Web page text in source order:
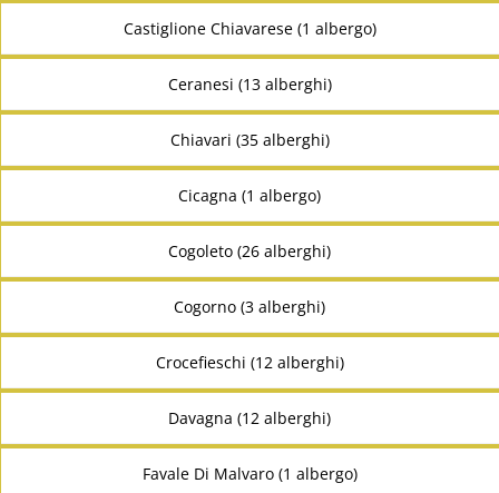
Castiglione Chiavarese (1 albergo)
Ceranesi (13 alberghi)
Chiavari (35 alberghi)
Cicagna (1 albergo)
Cogoleto (26 alberghi)
Cogorno (3 alberghi)
Crocefieschi (12 alberghi)
Davagna (12 alberghi)
Favale Di Malvaro (1 albergo)